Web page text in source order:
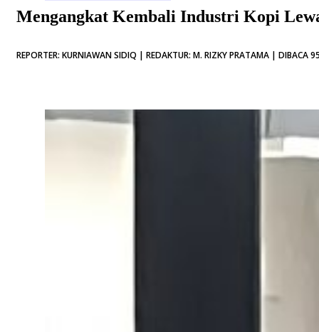
Mengangkat Kembali Industri Kopi
REPORTER: KURNIAWAN SIDIQ | REDAKTUR: M. RIZKY PRATAMA | DIBACA